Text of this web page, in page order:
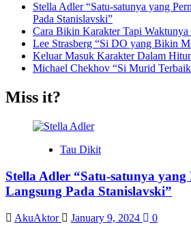
Stella Adler “Satu-satunya yang
Pada Stanislavski”
Cara Bikin Karakter Tapi Waktunya
Lee Strasberg “Si DO yang Bikin
Keluar Masuk Karakter Dalam
Michael Chekhov “Si Murid
Miss it?
Tau Dikit
Stella Adler “Satu-satunya
Langsung Pada Stanislavski”
AkuAktor January 9, 2024 0